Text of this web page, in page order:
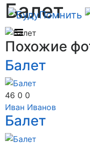
Балет
Похожие
Балет
46 0 0
Иван Иванов
Балет